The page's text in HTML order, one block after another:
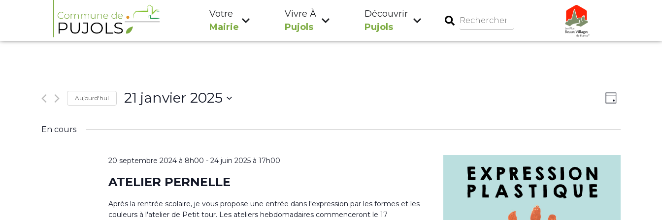
Votre
Mairie
Vivre À
Pujols
Découvrir
Pujols
Navigation
par
de
Jour
Aujourd'hui 21 janvier 2025
une
En cours
20 septembre 2024 à 8h00 - 24 juin 2025 à 17h00
ATELIER PERNELLE
Après la rentrée scolaire, je vous propose une entrée dans l'expression par les formes et les
couleurs à l'atelier de Petit tour. Les ateliers hebdomadaires commenceront le 17